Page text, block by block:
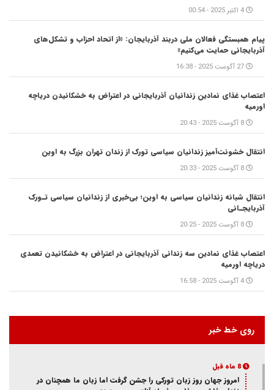
4 اکتبر 2025 - 00:54
پیام همبستگی فعالان ملی دربند آذربایجان: «از اتحاد احزاب و تشکل‌های
آذربایجانی حمایت می‌کنیم»
27 آگوست 2025 - 16:38
اعتصاب غذای نمادین زندانیان آذربایجانی در اعتراض به خشکانیدن دریاچه
اورمیه
8 آگوست 2025 - 20:43
انتقال خشونت‌آمیز زندانیان سیاسی تورک از زندان تهران بزرگ به اوین
8 آگوست 2025 - 20:33
انتقال شبانه زندانیان سیاسی به اوین؛ بی‌خبری از زندانیان سیاسی تـورک
آذربایجـانی
8 آگوست 2025 - 20:25
اعتصاب غذای نمادین سه زندانی آذربایجانی در اعتراض به خشکانیدن تعمدی
دریاچه اورمیه
4 آگوست 2025 - 16:58
روی خط خبر
8 ماه قبل
امروز جهان روز زبان تورکی را جشن گرفت اما زبان ما همچنان در